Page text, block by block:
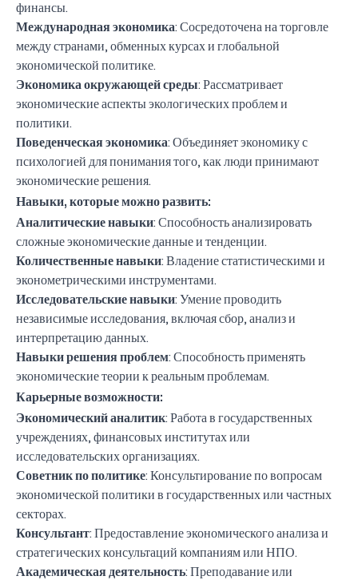
финансы.
Международная экономика: Сосредоточена на торговле
между странами, обменных курсах и глобальной
экономической политике.
Экономика окружающей среды: Рассматривает
экономические аспекты экологических проблем и
политики.
Поведенческая экономика: Объединяет экономику с
психологией для понимания того, как люди принимают
экономические решения.
Навыки, которые можно развить:
Аналитические навыки: Способность анализировать
сложные экономические данные и тенденции.
Количественные навыки: Владение статистическими и
эконометрическими инструментами.
Исследовательские навыки: Умение проводить
независимые исследования, включая сбор, анализ и
интерпретацию данных.
Навыки решения проблем: Способность применять
экономические теории к реальным проблемам.
Карьерные возможности:
Экономический аналитик: Работа в государственных
учреждениях, финансовых институтах или
исследовательских организациях.
Советник по политике: Консультирование по вопросам
экономической политики в государственных или частных
секторах.
Консультант: Предоставление экономического анализа и
стратегических консультаций компаниям или НПО.
Академическая деятельность: Преподавание или